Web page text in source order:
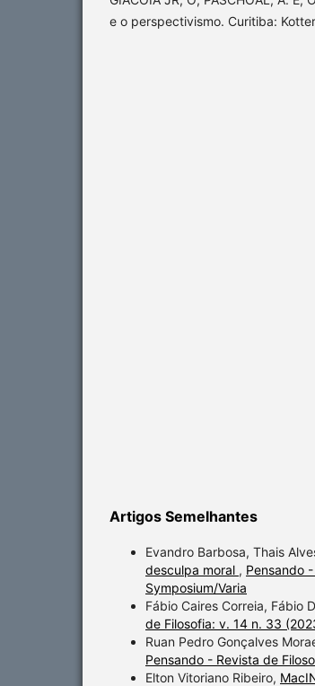
e o perspectivismo. Curitiba:
Artigos Semelhantes
Evandro Barbosa, Thais
desculpa moral , Pensando
Symposium/Varia
Fábio Caires Correia, Fábio
de Filosofia: v. 14 n. 33
Ruan Pedro Gonçalves
Pensando - Revista de
Elton Vitoriano Ribeiro,